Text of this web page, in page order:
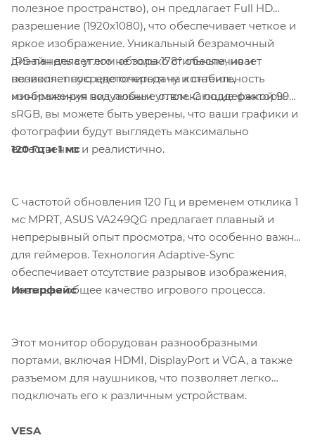
полезное пространство), он предлагает Full HD
разрешение (1920x1080), что обеспечивает четкое и
яркое изображение. Уникальный безрамочный
дизайн делает его не только стильным, но и
позволяет сосредоточиться на контенте,
минимизируя визуальные отвлекающие факторы.
IPS-панель с углом обзора 178° обеспечивает
великолепную цветопередачу и стабильность
изображения под любым углом. С поддержкой 99%
sRGB, вы можете быть уверены, что ваши графики и
фотографии будут выглядеть максимально
естественно и реалистично.
120 Гц и 1 мс
С частотой обновления 120 Гц и временем отклика 1
мс MPRT, ASUS VA249QG предлагает плавный и
непрерывный опыт просмотра, что особенно важно
для геймеров. Технология Adaptive-Sync
обеспечивает отсутствие разрывов изображения,
повышая общее качество игрового процесса.
Интерфейс
Этот монитор оборудован разнообразными
портами, включая HDMI, DisplayPort и VGA, а также
разъемом для наушников, что позволяет легко
подключать его к различным устройствам.
VESA